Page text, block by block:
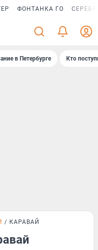
ФОНТАНКА ГО
в Петербурге Кто
КАРАВАЙ